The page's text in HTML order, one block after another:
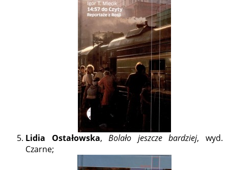
Lidia Ostałowska,Bolało jeszcze bardziej, wyd.
Czarne;